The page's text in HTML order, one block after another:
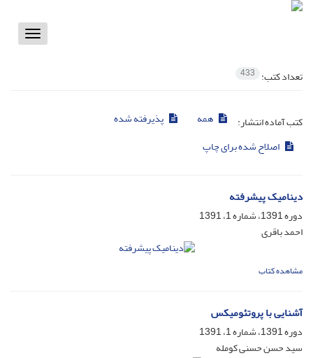
Toggle
تعداد کتب: 433
کتب آماده انتشار: همه
پذیرفته شده
اصلاح شده برای چاپ
دینامیک پیشرفته
دوره 1391، شماره 1، 1391
احمد باقری
مشاهده کتاب
آشنایی با پروتئومیکس
دوره 1391، شماره 1، 1391
سید حسن حسنی کومله